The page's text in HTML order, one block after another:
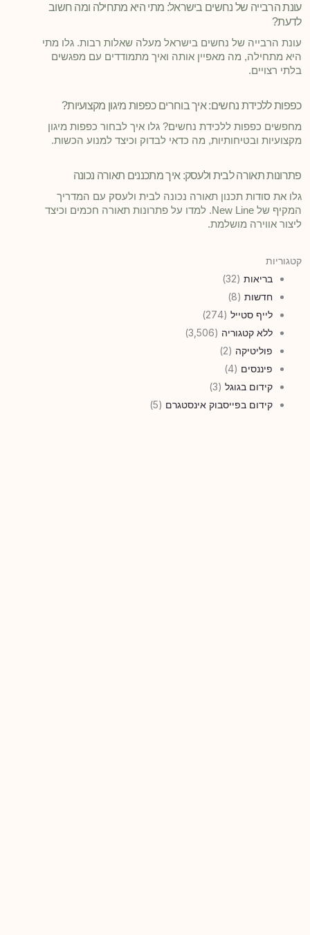
עונת הרבייה של נחשים בישראל: מתי היא מתחילה ומה חשוב
לדעת?
עונת הרבייה של נחשים בישראל מעלה שאלות רבות. גלו מתי
היא מתחילה, מה מאפיין אותה ואיך מתמודדים עם מפגשים
בלתי רצויים.
כפפות ללכידת נחשים: איך בוחרים כפפות מיגון מקצועיות?
מחפשים כפפות ללכידת נחשים? גלו איך לבחור כפפות מיגון
מקצועיות ובטיחותיות, מה כדאי לבדוק וכיצד למנוע הכשות.
פתרונות תאורה לבית ולעסק: איך מתכננים תאורה נכונה
גלו את סודות תכנון תאורה נכונה לבית ולעסק עם המדריך
המקיף של New Line. למדו על פתרונות תאורה חכמים וכיצד
ליצור אווירה מושלמת.
קטגוריות
בריאות (32)
חדשות (8)
לייף סטייל (274)
ללא קטגוריה (3,506)
פוליטיקה (2)
פיננסים (4)
קידום בגוגל (3)
קידום בפייסבוק אינסטגרם (5)